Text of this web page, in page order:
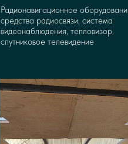
Радионавигационное
средства радиосвязи, система
видеонаблюдения, тепловизор,
спутниковое телевидение